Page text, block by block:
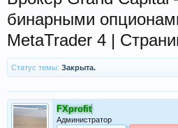
бинарными
MetaTrader 4 |
Статус темы: Закрыта.
FXprofit
Администратор